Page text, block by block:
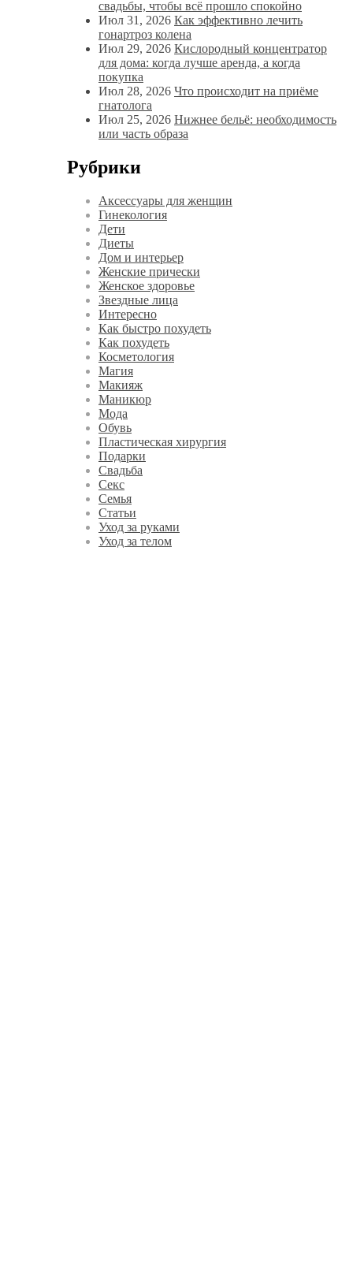
свадьбы, чтобы всё прошло спокойно
Июл 31, 2026 Как эффективно лечить
гонартроз колена
Июл 29, 2026 Кислородный концентратор
для дома: когда лучше аренда, а когда
покупка
Июл 28, 2026 Что происходит на приёме
гнатолога
Июл 25, 2026 Нижнее бельё: необходимость
или часть образа
Рубрики
Аксессуары для женщин
Гинекология
Дети
Диеты
Дом и интерьер
Женские прически
Женское здоровье
Звездные лица
Интересно
Как быстро похудеть
Как похудеть
Косметология
Магия
Макияж
Маникюр
Мода
Обувь
Пластическая хирургия
Подарки
Свадьба
Секс
Семья
Статьи
Уход за руками
Уход за телом